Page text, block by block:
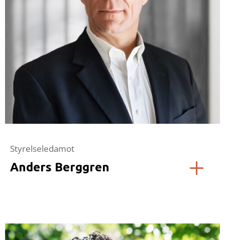
Styrelseledamot
Anders Berggren